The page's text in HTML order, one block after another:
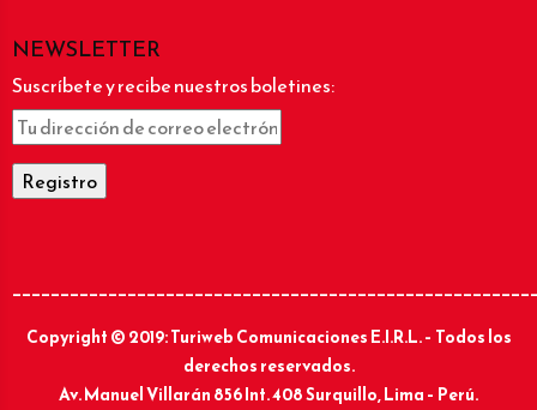
NEWSLETTER
Suscríbete y recibe nuestros boletines:
Copyright © 2019: Turiweb Comunicaciones E.I.R.L. – Todos los
derechos reservados.
Av. Manuel Villarán 856 Int. 408 Surquillo, Lima – Perú.